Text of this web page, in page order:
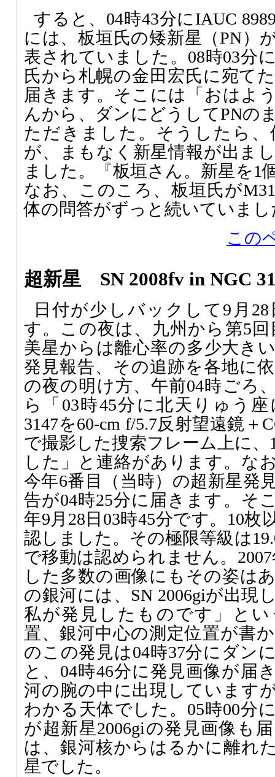
すると、04時43分にIAUC
には、板垣氏の矮新星（PN）
表されていました。08時03分
氏から札幌の金田宏氏に宛て
届きます。そこには「おはよ
んから、ダンにどうしてPNの
ただきました。そうしたら
が、まもなく新星情報が出ま
ました。『板垣さん。新星を1
なお、このころ、板垣氏が
体の問答がずっと続いていまし
この
超新星 SN 2008fv in NGC
日付が少しバックして9月
す。この夜は、九州から第5回
美星からは離心率の多少大き
発見報告、その追跡を各地に
の夜の明け方、午前04時ごろ
ら「03時45分に北天りゅう
3147を60-cm f/5.7反射望遠鏡＋
で撮影した捜索フレーム上に、
した」と連絡があります。な
今年6番目（当時）の超新星発
告が04時25分に届きます。そ
年9月28日03時45分です。10枚
認しました。その極限等級は
で移動は認められません。
した多数の画像にもその姿は
の銀河には、SN 2006giが出現
私が発見したものです」と
置、銀河中心の測定位置が書
のこの発見は04時37分にダン
と、04時46分に発見画像が届
河の腕の中に出現しています
わかる天体でした。05時00分
が超新星2006giの発見画像も
は、銀河核からはるかに離れ
星でした。